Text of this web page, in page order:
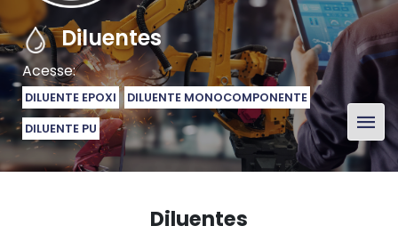
Diluentes
Acesse:
DILUENTE EPOXI DILUENTE MONOCOMPONENTE
DILUENTE PU
Diluentes